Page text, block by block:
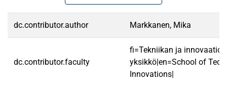
dc.contributor.author Markkanen, Mika
dc.contributor.faculty
fi=Tekniikan ja
yksikkö|en=School of
Innovations|